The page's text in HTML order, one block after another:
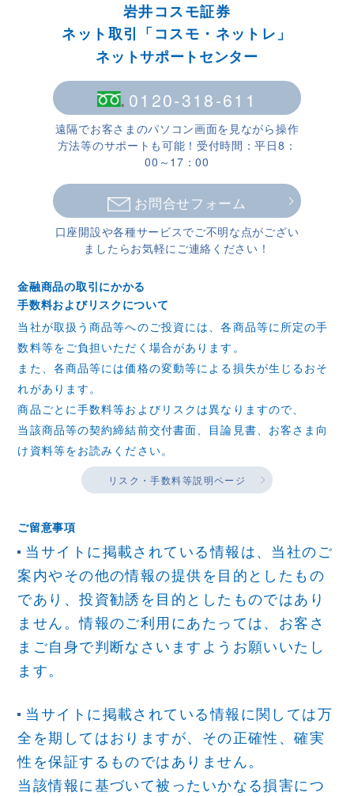
岩井コスモ証券
ネット取引「コスモ・ネットレ」
ネットサポートセンター
0120-318-611
遠隔でお客さまのパソコン画面を見ながら操作
方法等のサポートも可能！受付時間：平日8：
00～17：00
お問合せフォーム
口座開設や各種サービスでご不明な点がござい
ましたらお気軽にご連絡ください！
金融商品の取引にかかる
手数料およびリスクについて
当社が取扱う商品等へのご投資には、各商品等に所定の手
数料等をご負担いただく場合があります。
また、各商品等には価格の変動等による損失が生じるおそ
れがあります。
商品ごとに手数料等およびリスクは異なりますので、
当該商品等の契約締結前交付書面、目論見書、お客さま向
け資料等をお読みください。
リスク・手数料等説明ページ
ご留意事項
当サイトに掲載されている情報は、当社のご
案内やその他の情報の提供を目的としたもの
であり、投資勧誘を目的としたものではあり
ません。情報のご利用にあたっては、お客さ
まご自身で判断なさいますようお願いいたし
ます。
当サイトに掲載されている情報に関しては万
全を期してはおりますが、その正確性、確実
性を保証するものではありません。
当該情報に基づいて被ったいかなる損害につ